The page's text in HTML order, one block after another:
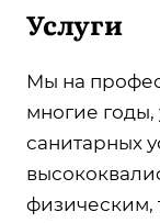
Услуги
Мы на
многие
санитарных
физическим,